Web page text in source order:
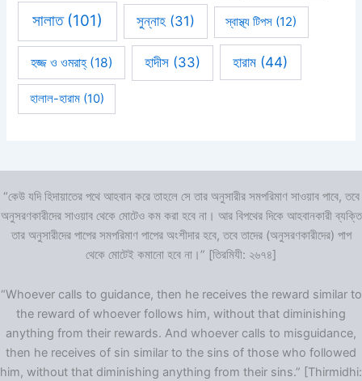
সালাত(101) সুন্নাহ (31) স্বাস্থ্য টিপস (12)
হজ্জ ও ওমরাহ্‌(18) হাদীস(33) হারাম (44)
হালাল-হারাম(10)
“কেউ যদি হিদায়াতের পথে আহবান করে তাহলে সে তার অনুসারীর সমপরিমাণ সাওয়াব পাবে, তবে
অনুসরণকারীদের সাওয়াব থেকে মোটেও কম করা হবে না। আর বিপথের দিকে আহবানকারী ব্যক্তি
তার অনুসারীদের পাপের সমপরিমাণ পাপের অংশীদার হবে, তবে তাদের (অনুসরণকারীদের) পাপ
থেকে মোটেই কমানো হবে না।” [তিরমিযী: ২৬৭৪]
“Whoever calls to guidance, then he receives the reward similar to
the reward of whoever follows him, without that diminishing
anything from their rewards. And whoever calls to misguidance,
then he receives of sin similar to the sins of those who followed
him, without that diminishing anything from their sins.” [Thirmidhi: